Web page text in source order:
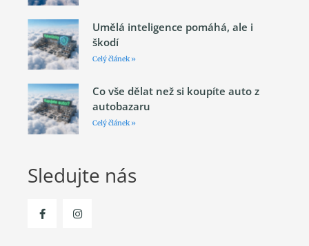
Umělá inteligence pomáhá, ale i
škodí
Celý článek »
Co vše dělat než si koupíte auto z
autobazaru
Celý článek »
Sledujte nás